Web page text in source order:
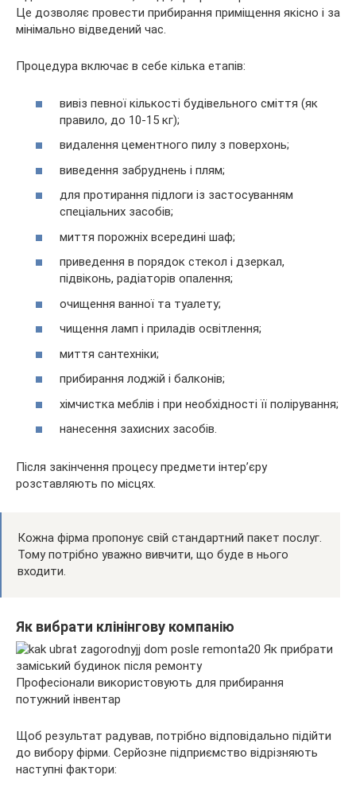
Це дозволяє провести прибирання приміщення якісно і за
мінімально відведений час.
Процедура включає в себе кілька етапів:
вивіз певної кількості будівельного сміття (як
правило, до 10-15 кг);
видалення цементного пилу з поверхонь;
виведення забруднень і плям;
для протирання підлоги із застосуванням
спеціальних засобів;
миття порожніх всередині шаф;
приведення в порядок стекол і дзеркал,
підвіконь, радіаторів опалення;
очищення ванної та туалету;
чищення ламп і приладів освітлення;
миття сантехніки;
прибирання лоджій і балконів;
хімчистка меблів і при необхідності її полірування;
нанесення захисних засобів.
Після закінчення процесу предмети інтер’єру
розставляють по місцях.
Кожна фірма пропонує свій стандартний пакет послуг.
Тому потрібно уважно вивчити, що буде в нього
входити.
Як вибрати клінінгову компанію
Професіонали використовують для прибирання
потужний інвентар
Щоб результат радував, потрібно відповідально підійти
до вибору фірми. Серйозне підприємство відрізняють
наступні фактори: